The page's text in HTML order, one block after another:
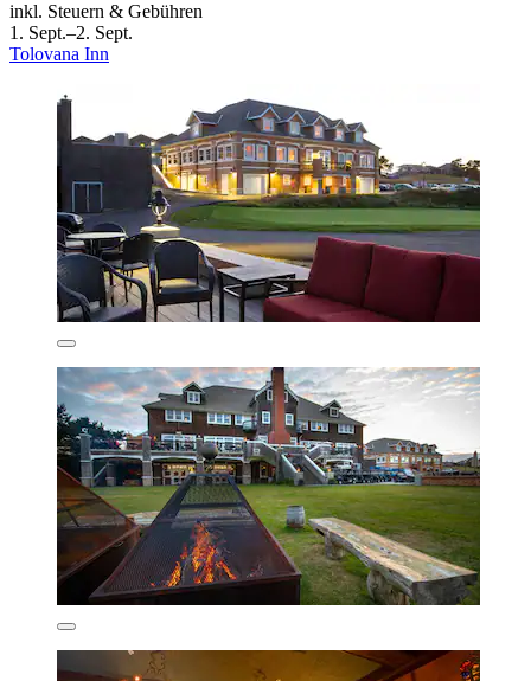
inkl. Steuern & Gebühren
1. Sept.–2. Sept.
Tolovana Inn